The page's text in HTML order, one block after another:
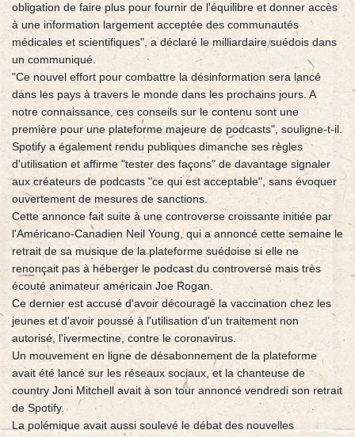
obligation de faire plus pour fournir de l'équilibre et donner accès
à une information largement acceptée des communautés
médicales et scientifiques", a déclaré le milliardaire suédois dans
un communiqué.
"Ce nouvel effort pour combattre la désinformation sera lancé
dans les pays à travers le monde dans les prochains jours. A
notre connaissance, ces conseils sur le contenu sont une
première pour une plateforme majeure de podcasts", souligne-t-il.
Spotify a également rendu publiques dimanche ses règles
d'utilisation et affirme "tester des façons" de davantage signaler
aux créateurs de podcasts "ce qui est acceptable", sans évoquer
ouvertement de mesures de sanctions.
Cette annonce fait suite à une controverse croissante initiée par
l'Américano-Canadien Neil Young, qui a annoncé cette semaine le
retrait de sa musique de la plateforme suédoise si elle ne
renonçait pas à héberger le podcast du controversé mais très
écouté animateur américain Joe Rogan.
Ce dernier est accusé d'avoir découragé la vaccination chez les
jeunes et d'avoir poussé à l'utilisation d'un traitement non
autorisé, l'ivermectine, contre le coronavirus.
Un mouvement en ligne de désabonnement de la plateforme
avait été lancé sur les réseaux sociaux, et la chanteuse de
country Joni Mitchell avait à son tour annoncé vendredi son retrait
de Spotify.
La polémique avait aussi soulevé le débat des nouvelles